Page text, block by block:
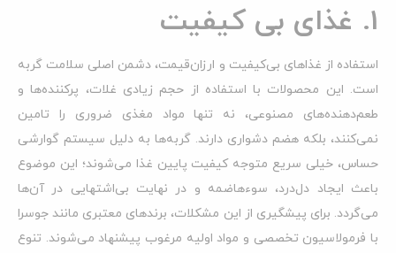
1. غذای بی کیفیت
استفاده از غذاهای بی‌کیفیت و ارزان‌قیمت، دشمن اصلی سلامت گربه
است. این محصولات با استفاده از حجم زیادی غلات، پرکننده‌ها و
طعم‌دهنده‌های مصنوعی، نه تنها مواد مغذی ضروری را تامین
نمی‌کنند، بلکه هضم دشواری دارند. گربه‌ها به دلیل سیستم گوارشی
حساس، خیلی سریع متوجه کیفیت پایین غذا می‌شوند؛ این موضوع
باعث ایجاد دل‌درد، سوءهاضمه و در نهایت بی‌اشتهایی در آن‌ها
می‌گردد. برای پیشگیری از این مشکلات، برندهای معتبری مانند جوسرا
با فرمولاسیون تخصصی و مواد اولیه مرغوب پیشنهاد می‌شوند. تنوع